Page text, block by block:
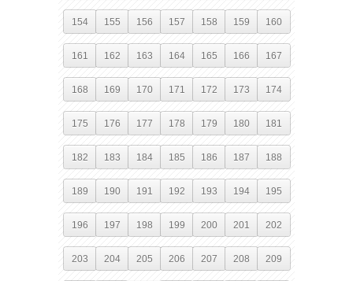
154 155 156 157 158 159 160
161 162 163 164 165 166 167
168 169 170 171 172 173 174
175 176 177 178 179 180 181
182 183 184 185 186 187 188
189 190 191 192 193 194 195
196 197 198 199 200 201 202
203 204 205 206 207 208 209